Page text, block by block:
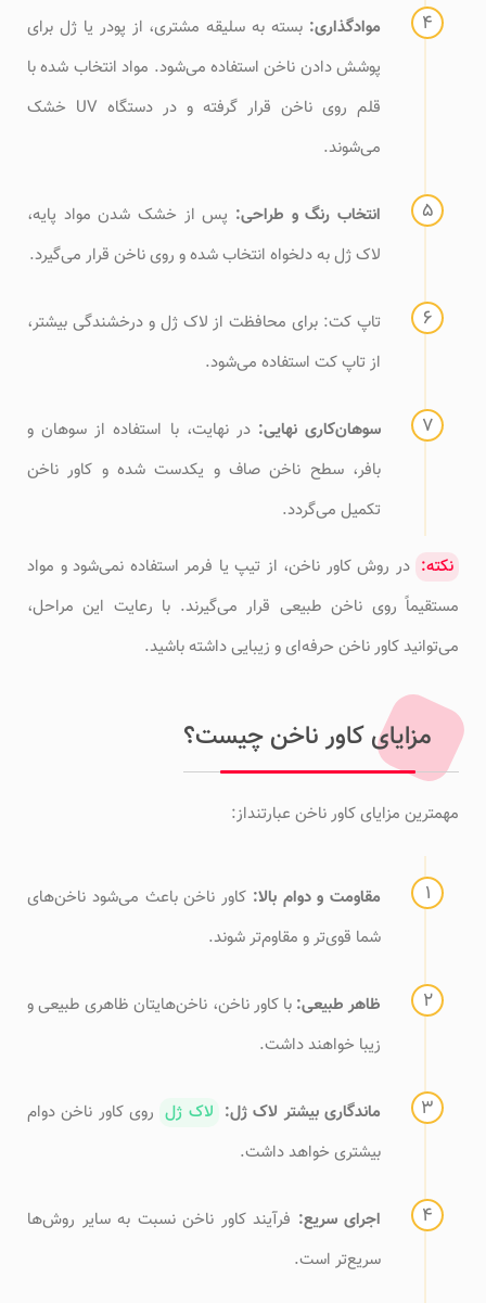
موادگذاری: بسته به سلیقه مشتری، از پودر یا ژل برای
پوشش دادن ناخن استفاده می‌شود. مواد انتخاب شده با
قلم روی ناخن قرار گرفته و در دستگاه UV خشک
می‌شوند.
انتخاب رنگ و طراحی: پس از خشک شدن مواد پایه،
لاک ژل به دلخواه انتخاب شده و روی ناخن قرار می‌گیرد.
تاپ کت: برای محافظت از لاک ژل و درخشندگی بیشتر،
از تاپ کت استفاده می‌شود.
سوهان‌کاری نهایی: در نهایت، با استفاده از سوهان و
بافر، سطح ناخن صاف و یکدست شده و کاور ناخن
تکمیل می‌گردد.
نکته: در روش کاور ناخن، از تیپ یا فرمر استفاده نمی‌شود و مواد
مستقیماً روی ناخن طبیعی قرار می‌گیرند. با رعایت این مراحل،
می‌توانید کاور ناخن حرفه‌ای و زیبایی داشته باشید.
مزایای کاور ناخن چیست؟
مهمترین مزایای کاور ناخن عبارتنداز:
مقاومت و دوام بالا: کاور ناخن باعث می‌شود ناخن‌های
شما قوی‌تر و مقاوم‌تر شوند.
ظاهر طبیعی: با کاور ناخن، ناخن‌هایتان ظاهری طبیعی و
زیبا خواهند داشت.
ماندگاری بیشتر لاک ژل: لاک ژل روی کاور ناخن دوام
بیشتری خواهد داشت.
اجرای سریع: فرآیند کاور ناخن نسبت به سایر روش‌ها
سریع‌تر است.